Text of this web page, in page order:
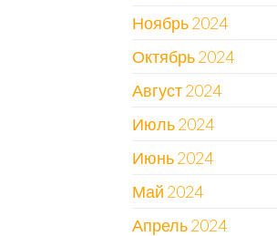
Ноябрь 2024
Октябрь 2024
Август 2024
Июль 2024
Июнь 2024
Май 2024
Апрель 2024